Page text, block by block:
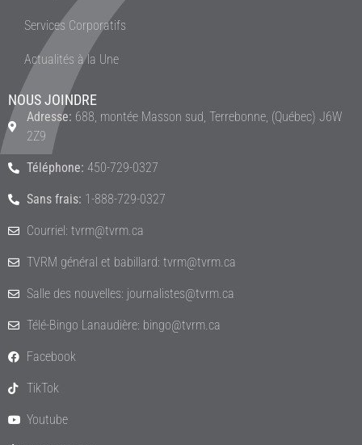
Services Corporatifs
Actualités à la Une
NOUS JOINDRE
Adresse: 688, montée Masson sud, Terrebonne, (Québec) J6W
2Z9
Téléphone: 450-729-0327
Sans frais: 1-888-729-0327
Courriel: tvrm@tvrm.ca
TVRM général et babillard: tvrm@tvrm.ca
Salle des nouvelles: journalistes@tvrm.ca
Télé-Bingo Lanaudière: bingo@tvrm.ca
Facebook
TikTok
Youtube